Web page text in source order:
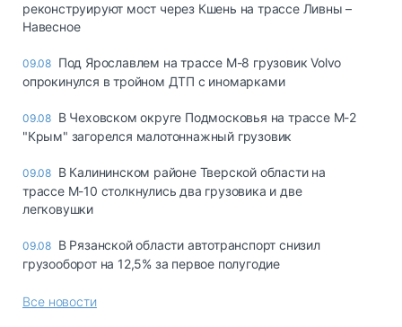
реконструируют мост через Кшень на трассе Ливны –
Навесное
09.08 Под Ярославлем на трассе М-8 грузовик Volvo
опрокинулся в тройном ДТП с иномарками
09.08 В Чеховском округе Подмосковья на трассе М-2
"Крым" загорелся малотоннажный грузовик
09.08 В Калининском районе Тверской области на
трассе М-10 столкнулись два грузовика и две
легковушки
09.08 В Рязанской области автотранспорт снизил
грузооборот на 12,5% за первое полугодие
Все новости